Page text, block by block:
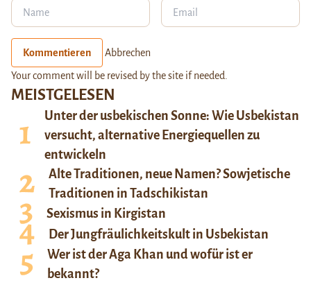
MEISTGELESEN
Unter der usbekischen Sonne: Wie Usbekistan
versucht, alternative Energiequellen zu
entwickeln
Alte Traditionen, neue Namen? Sowjetische
Traditionen in Tadschikistan
Sexismus in Kirgistan
Der Jungfräulichkeitskult in Usbekistan
Wer ist der Aga Khan und wofür ist er
bekannt?
Kommentieren Abbrechen
Your comment will be revised by the site if needed.